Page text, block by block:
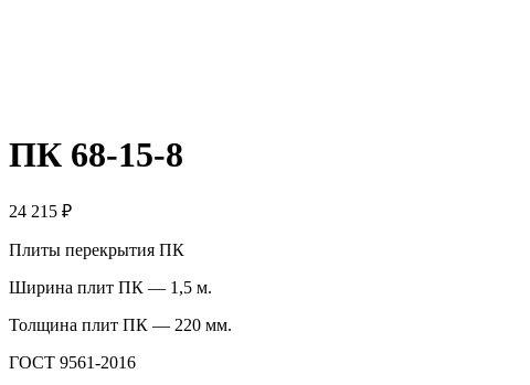
ПК 68-15-8
24 215 ₽
Плиты перекрытия ПК
Ширина плит ПК — 1,5 м.
Толщина плит ПК — 220 мм.
ГОСТ 9561-2016